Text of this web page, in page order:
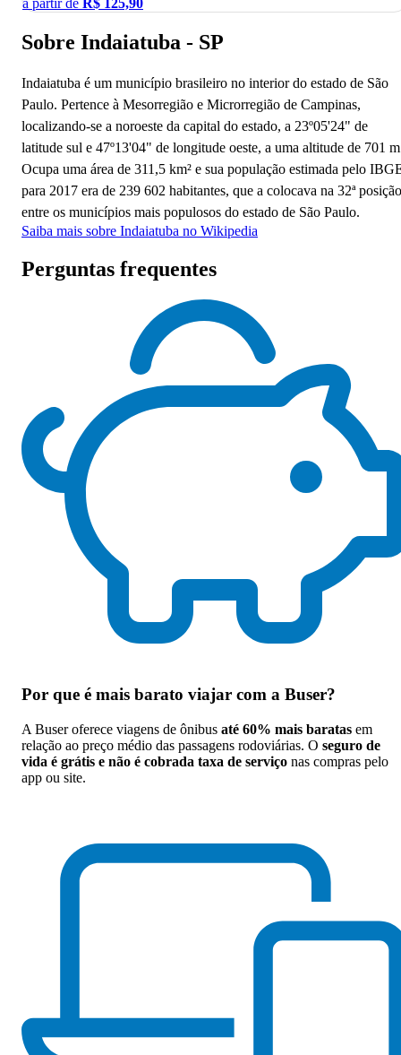
a partir de R$ 125,90
Sobre Indaiatuba - SP
Indaiatuba é um município brasileiro no interior do estado de São
Paulo. Pertence à Mesorregião e Microrregião de Campinas,
localizando-se a noroeste da capital do estado, a 23º05'24" de
latitude sul e 47º13'04" de longitude oeste, a uma altitude de 701
Ocupa uma área de 311,5 km² e sua população estimada pelo
para 2017 era de 239 602 habitantes, que a colocava na 32ª posição
entre os municípios mais populosos do estado de São Paulo.
Saiba mais sobre Indaiatuba no Wikipedia
Perguntas frequentes
Por que é mais barato viajar com a Buser?
A Buser oferece viagens de ônibus até 60% mais baratas em
relação ao preço médio das passagens rodoviárias. O seguro de
vida é grátis e não é cobrada taxa de serviço nas compras pelo
app ou site.